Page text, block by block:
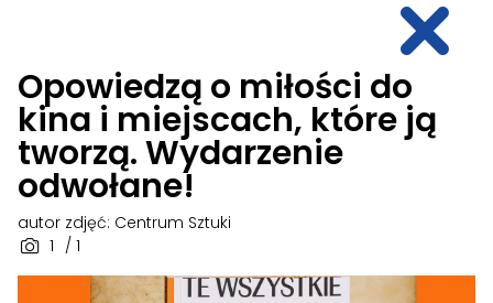
Opowiedzą o miłości do
kina i miejscach, które ją
tworzą. Wydarzenie
odwołane!
1 / 1
autor zdjęć: Centrum Sztuki